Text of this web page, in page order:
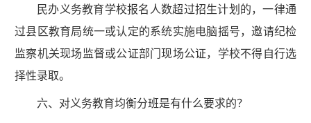
民办义务教育学校报名人数超过招生计划的，一律通
过县区教育局统一或认定的系统实施电脑摇号，邀请纪检
监察机关现场监督或公证部门现场公证，学校不得自行选
择性录取。
六、对义务教育均衡分班是有什么要求的？